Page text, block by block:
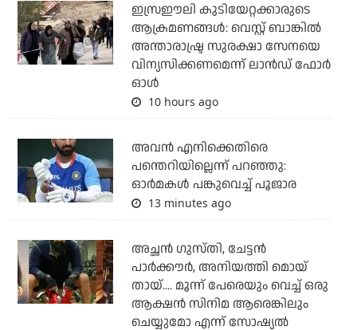
ഇസ്രഈലി കുടിയേറ്റക്കാരുടെ
ആക്രമണങ്ങള്‍: വെസ്റ്റ് ബാങ്കില്‍
അന്താരാഷ്ട്ര സുരക്ഷാ സേനയെ
വിന്യസിക്കണമെന്ന് ലാന്‍ഡ് ഫോര്‍
ഓള്‍
10 hours ago
അവന്‍ എനിക്കെതിരെ
പന്തെറിയില്ലെന്ന് പറഞ്ഞു:
ഓര്‍മകള്‍ പങ്കുവെച്ച് പൂജാര
13 minutes ago
അച്ഛന്‍ ഗുസ്തി, ചേട്ടന്‍
പാര്‍ക്കൗര്‍, അനിയത്തി മൊയ്
തായ്.... മൂന്ന് പേരെയും വെച്ച് ഒരു
ആക്ഷന്‍ സിനിമ ആരെങ്കിലും
ചെയ്യുമോ എന്ന് സോഷ്യല്‍